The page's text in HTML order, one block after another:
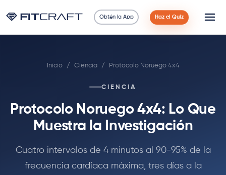
Obtén la App Haz el Quiz
90 Días
Ejercicios
Inicio / Ciencia / Protocolo Noruego 4x4
CIENCIA
Protocolo Noruego 4x4: Lo Que
Muestra la Investigación
Cuatro intervalos de 4 minutos al 90-95% de la
frecuencia cardíaca máxima, tres días a la